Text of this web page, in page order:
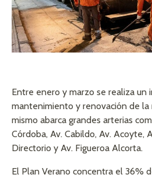
Entre enero y marzo se realiza un
mantenimiento y renovación de la
mismo abarca grandes arterias
Córdoba, Av. Cabildo, Av. Acoyte,
Directorio y Av. Figueroa Alcorta.
El Plan Verano concentra el 36%